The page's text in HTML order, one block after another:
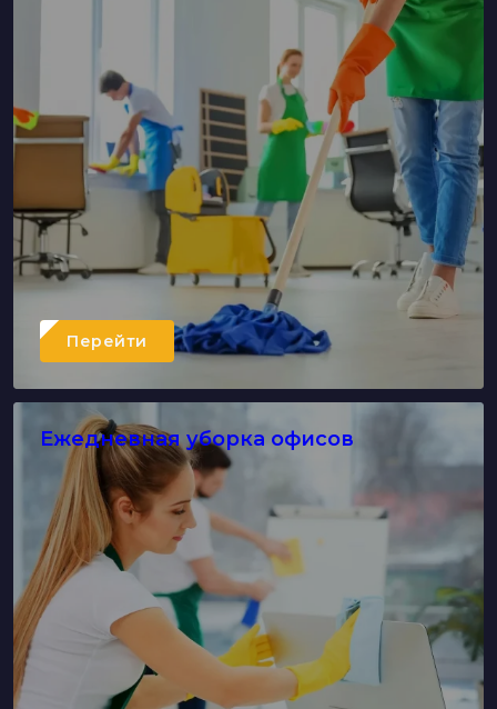
Перейти
Ежедневная уборка офисов